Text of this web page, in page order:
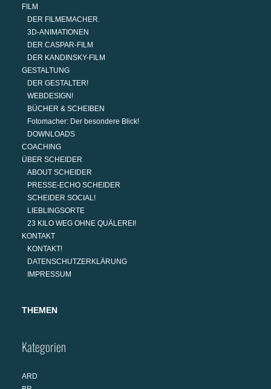
FILM
DER FILMEMACHER.
3D-ANIMATIONEN
DER CASPAR-FILM
DER KANDINSKY-FILM
GESTALTUNG
DER GESTALTER!
WEBDESIGN!
BÜCHER & SCHEIBEN
Fotomacher: Der besondere Blick!
DOWNLOADS
COACHING
ÜBER SCHEIDER
ABOUT SCHEIDER
PRESSE-ECHO SCHEIDER
SCHEIDER SOCIAL!
LIEBLINGSORTE
23 KILO WEG OHNE QUÄLEREI!
KONTAKT
KONTAKT!
DATENSCHUTZERKLÄRUNG
IMPRESSUM
THEMEN
Kategorien
ARD